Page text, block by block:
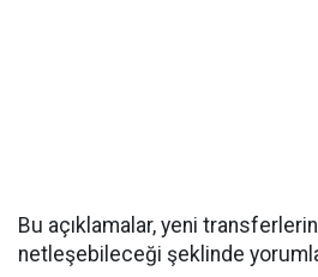
Bu açıklamalar, yeni
netleşebileceği şeklinde